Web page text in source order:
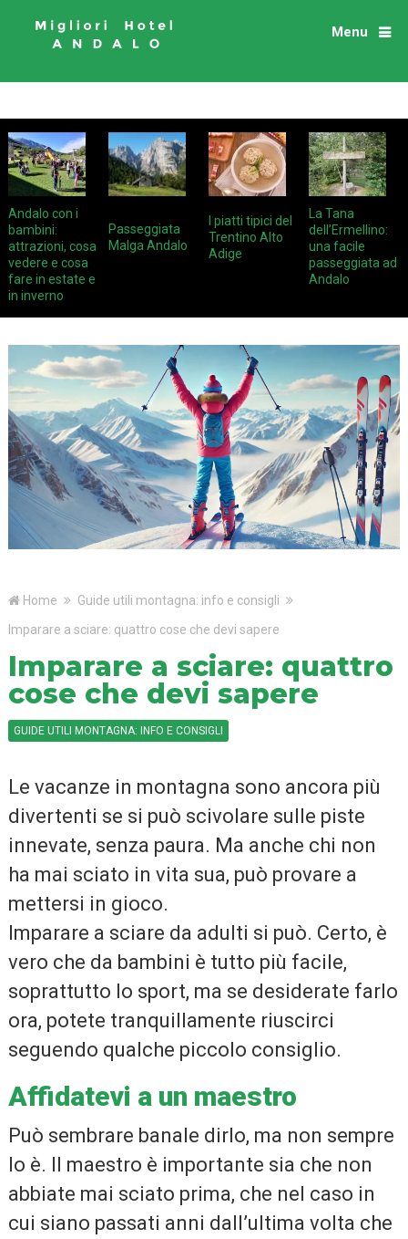
Menu
Andalo con i
bambini:
attrazioni, cosa
vedere e cosa
fare in estate e
in inverno
Passeggiata
Malga Andalo
I piatti tipici del
Trentino Alto
Adige
La Tana
dell’Ermellino:
una facile
passeggiata ad
Andalo
Home
Guide utili montagna: info e consigli
Imparare a sciare: quattro cose che devi sapere
Imparare a sciare: quattro
cose che devi sapere
GUIDE UTILI MONTAGNA: INFO E CONSIGLI
Le vacanze in montagna sono ancora più
divertenti se si può scivolare sulle piste
innevate, senza paura. Ma anche chi non
ha mai sciato in vita sua, può provare a
mettersi in gioco.
Imparare a sciare da adulti si può. Certo, è
vero che da bambini è tutto più facile,
soprattutto lo sport, ma se desiderate farlo
ora, potete tranquillamente riuscirci
seguendo qualche piccolo consiglio.
Affidatevi a un maestro
Può sembrare banale dirlo, ma non sempre
lo è. Il maestro è importante sia che non
abbiate mai sciato prima, che nel caso in
cui siano passati anni dall’ultima volta che